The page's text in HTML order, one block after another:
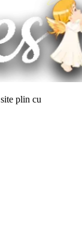
plin cu